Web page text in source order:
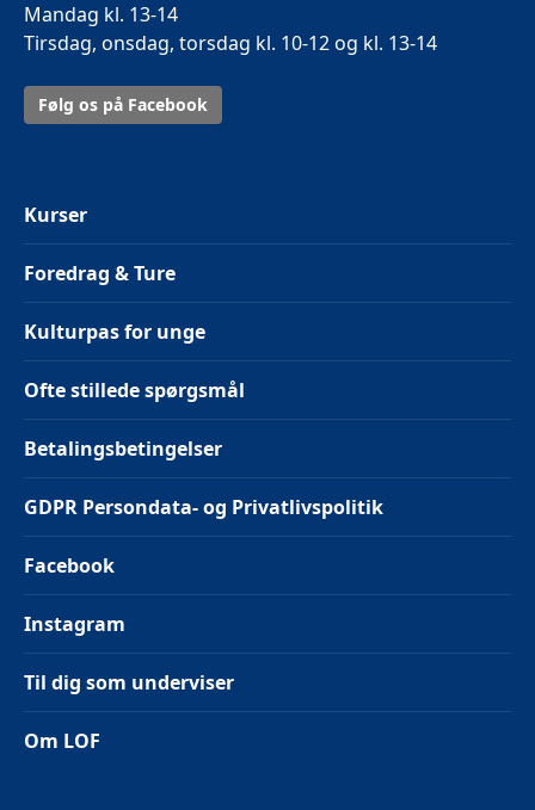
Mandag kl. 13-14
Tirsdag, onsdag, torsdag kl. 10-12 og kl. 13-14
Følg os på Facebook
Kurser
Foredrag & Ture
Kulturpas for unge
Ofte stillede spørgsmål
Betalingsbetingelser
GDPR Persondata- og Privatlivspolitik
Facebook
Instagram
Til dig som underviser
Om LOF